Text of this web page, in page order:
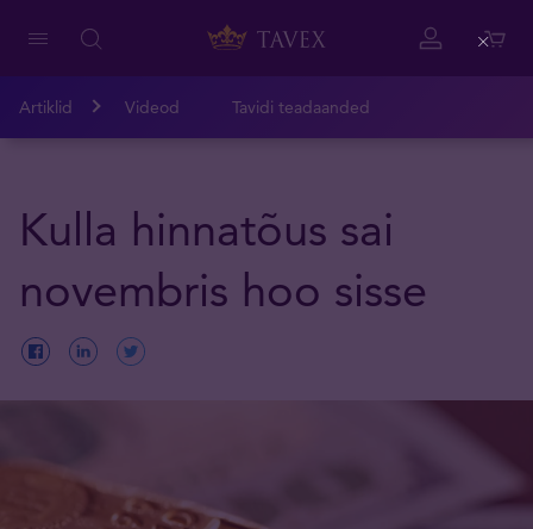
Artiklid Videod Tavidi teadaanded
Kulla hinnatõus sai
novembris hoo sisse
Close